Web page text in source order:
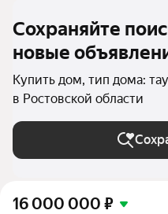
Сохраняйте
новые
Купить дом, тип дома:
в Ростовской области
16 000 000 ₽